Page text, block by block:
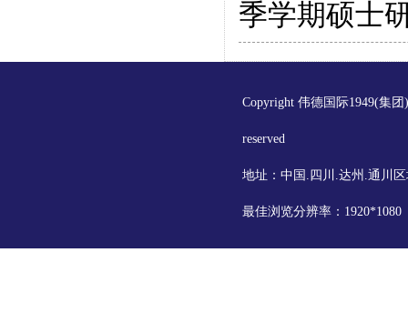
季学期硕士
Copyright 伟德国际1949(集
reserved
地址：中国.四川.达州.通川
最佳浏览分辨率：1920*1080